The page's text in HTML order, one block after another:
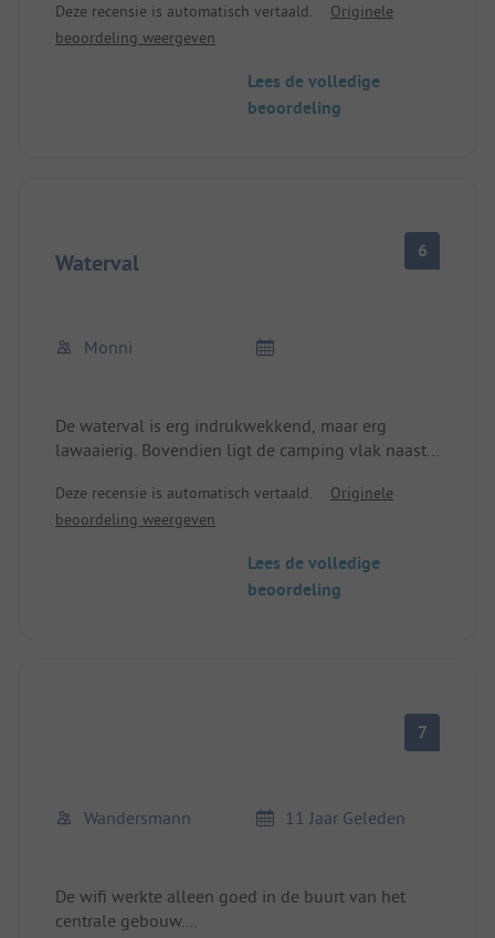
Douches kosten extra. Maar dat valt reuze mee.
Leuke ontvangst. We komen graag nog eens terug.
Deze recensie is automatisch vertaald.
Originele
beoordeling weergeven
Lees de volledige
beoordeling
Waterval 6
Monni
De waterval is erg indrukwekkend, maar erg
lawaaierig. Bovendien ligt de camping vlak naast
maar niet voor langer.
Wi-Fi is traag, maar het werkt. Het sanitair is
Deze recensie is automatisch vertaald.
Originele
beoordeling weergeven
Lees de volledige
beoordeling
7
Wandersmann 11 Jaar Geleden
De wifi werkte alleen goed in de buurt van het
centrale gebouw.